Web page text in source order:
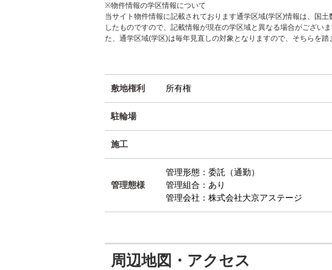
※物件情報の学区情報について
当サイト物件情報に記載されております通学区域(学区)情報は、国
したものですので、記載情報が現在の学区域と異なる場合がござい
た、通学区域(学区)は毎年見直しの対象となりますので、そちらを踏
敷地権利 所有権
駐輪場
施工
管理態様
管理形態：委託（通勤）
管理組合：あり
管理会社：株式会社大京アステージ
周辺地図・アクセス